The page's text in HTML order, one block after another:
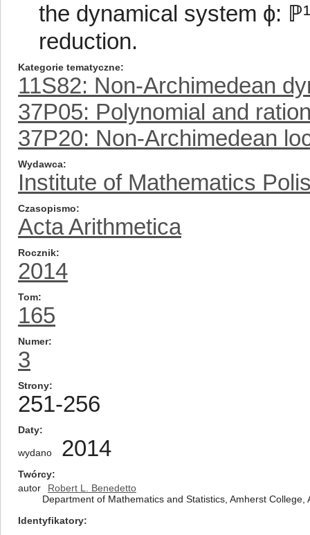
the dynamical system ϕ:
reduction.
Kategorie tematyczne
11S82: Non-Archimedean
37P05: Polynomial and
37P20: Non-Archimedean
Wydawca
Institute of Mathematics
Czasopismo
Acta Arithmetica
Rocznik
2014
Tom
165
Numer
3
Strony
251-256
Daty
wydano 2014
Twórcy
autor
Robert L. Benedetto
Department of Mathematics and Statistics, Amherst College,
Identyfikatory